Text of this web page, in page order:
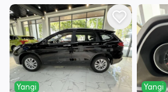
Yangi Yangi